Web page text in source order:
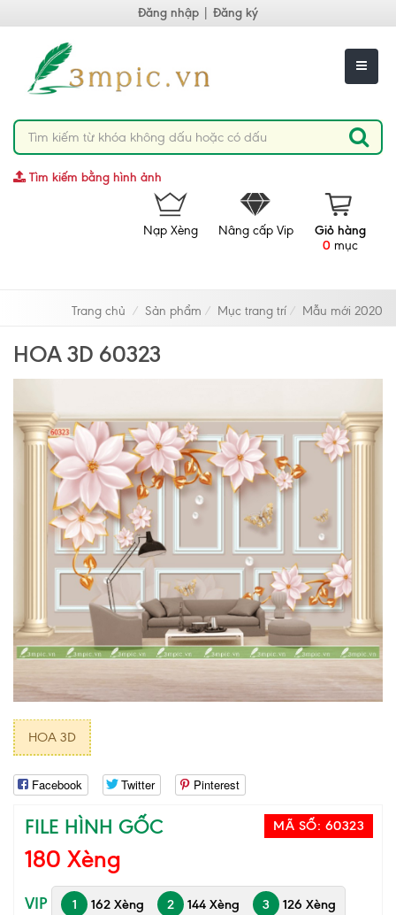
Đăng nhập Đăng ký
Tìm kiếm bằng hình ảnh
Giỏ hàng
0 mục
Nâng cấp Vip
Nạp Xèng
Trang chủ Sản phẩm Mục trang trí Mẫu mới 2020
HOA 3D 60323
HOA 3D
Facebook Twitter Pinterest
FILE HÌNH GỐC MÃ SỐ: 60323
180 Xèng
VIP 1 162 Xèng 2 144 Xèng 3 126 Xèng